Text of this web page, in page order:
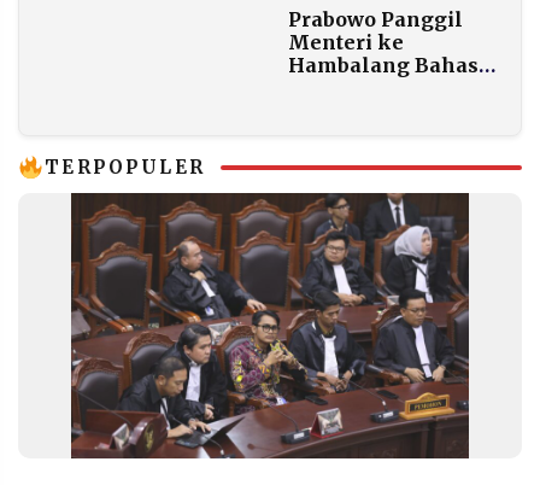
Prabowo Panggil
Menteri ke
Hambalang Bahas
TERPOPULER